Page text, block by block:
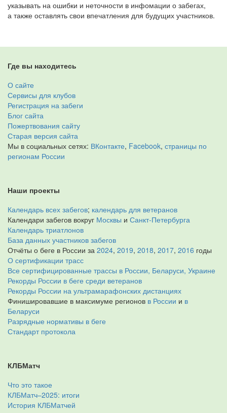
указывать на ошибки и неточности в инфомации о забегах,
а также оставлять свои впечатления для будущих участников.
Где вы находитесь
О сайте
Сервисы для клубов
Регистрация на забеги
Блог сайта
Пожертвования сайту
Старая версия сайта
Мы в социальных сетях: ВКонтакте, Facebook, страницы по
регионам России
Наши проекты
Календарь всех забегов; календарь для ветеранов
Календари забегов вокруг Москвы и Санкт-Петербурга
Календарь триатлонов
База данных участников забегов
Отчёты о беге в России за 2024, 2019, 2018, 2017, 2016 годы
О сертификации трасс
Все сертифицированные трассы в России, Беларуси, Украине
Рекорды России в беге среди ветеранов
Рекорды России на ультрамарафонских дистанциях
Финишировавшие в максимуме регионов в России и в
Беларуси
Разрядные нормативы в беге
Стандарт протокола
КЛБМатч
Что это такое
КЛБМатч–2025: итоги
История КЛБМатчей